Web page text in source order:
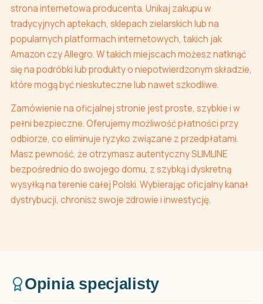
strona internetowa producenta. Unikaj zakupu w
tradycyjnych aptekach, sklepach zielarskich lub na
popularnych platformach internetowych, takich jak
Amazon czy Allegro. W takich miejscach możesz natknąć
się na podróbki lub produkty o niepotwierdzonym składzie,
które mogą być nieskuteczne lub nawet szkodliwe.
Zamówienie na oficjalnej stronie jest proste, szybkie i w
pełni bezpieczne. Oferujemy możliwość płatności przy
odbiorze, co eliminuje ryzyko związane z przedpłatami.
Masz pewność, że otrzymasz autentyczny SLIMLINE
bezpośrednio do swojego domu, z szybką i dyskretną
wysyłką na terenie całej Polski. Wybierając oficjalny kanał
dystrybucji, chronisz swoje zdrowie i inwestycję.
Opinia specjalisty